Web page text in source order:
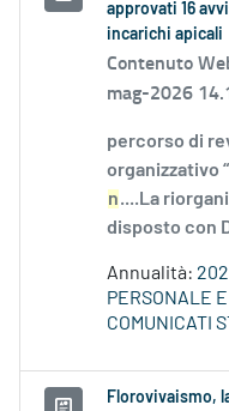
approvati 16
incarichi apicali
Contenuto
mag-2026
percorso di
organizzativo
n....La
disposto con
Annualità:
PERSONALE
COMUNICATI
Florovivaismo,